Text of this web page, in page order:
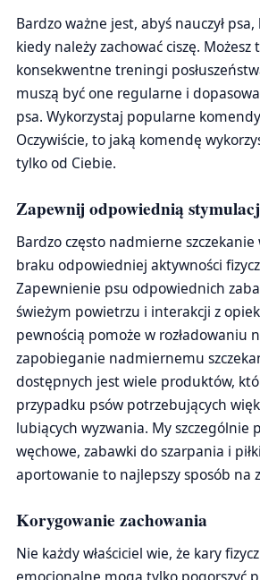
Bardzo ważne jest, abyś nauczył psa,
kiedy należy zachować ciszę. Możesz
konsekwentne treningi
muszą być one regularne i
psa. Wykorzystaj popularne
Oczywiście, to jaką komendę
tylko od Ciebie.
Zapewnij odpowiednią
Bardzo często nadmierne
braku odpowiedniej aktywności
Zapewnienie psu odpowiednich
świeżym powietrzu i interakcji z
pewnością pomoże w rozładowaniu
zapobieganie nadmiernemu
dostępnych jest wiele produktów,
przypadku psów potrzebujących
lubiących wyzwania. My szczególnie
węchowe, zabawki do szarpania i
aportowanie to najlepszy sposób na
Korygowanie zachowania
Nie każdy właściciel wie, że kary